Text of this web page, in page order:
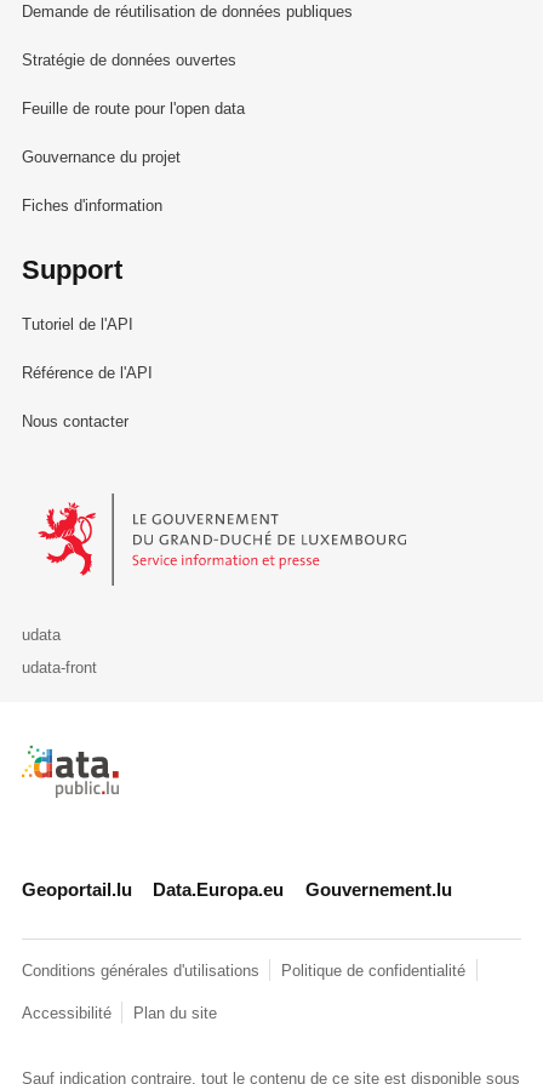
Demande de réutilisation de données publiques
Stratégie de données ouvertes
Feuille de route pour l'open data
Gouvernance du projet
Fiches d'information
Support
Tutoriel de l'API
Référence de l'API
Nous contacter
Le Gouvernement du Grand-Duché de Luxembourg - Service
udata
udata-front
Retour à l'accueil de data.public.lu
Geoportail.lu Data.Europa.eu Gouvernement.lu
Conditions générales d'utilisations Politique de confidentialité
Accessibilité Plan du site
Sauf indication contraire, tout le contenu de ce site est disponible sous